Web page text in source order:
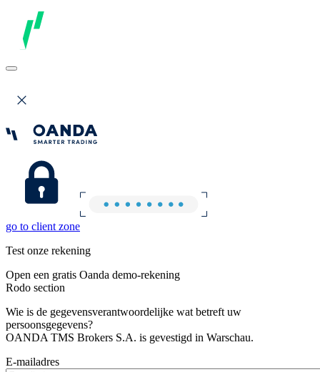
go to client zone
Test onze rekening
Open een gratis Oanda demo-rekening
Rodo section
Wie is de gegevensverantwoordelijke wat betreft uw
persoonsgegevens?
OANDA TMS Brokers S.A. is gevestigd in Warschau.
E-mailadres